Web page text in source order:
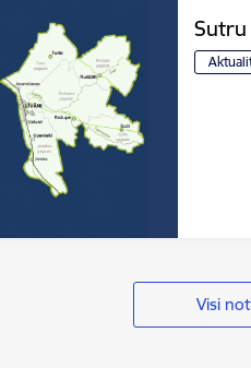
Sutru
Visi